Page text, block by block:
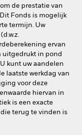
de prestatie van
Fonds is mogelijk
termijn. Uw
ervan
uitgedrukt in pond
kunt uw aandelen
laatste werkdag van
voor deze
hiervan in
is een exacte
terug te vinden is